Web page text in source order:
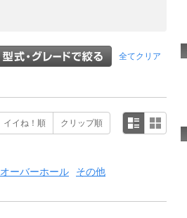
全てクリア
イイね！順 クリップ順
オーバーホール その他